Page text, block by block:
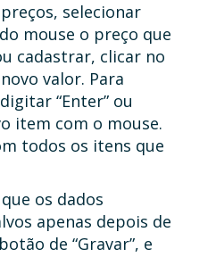
selecionar
mouse o preço que
cadastrar, clicar no
valor. Para
“Enter” ou
item com o mouse.
todos os itens que
os dados
apenas depois de
de “Gravar”, e